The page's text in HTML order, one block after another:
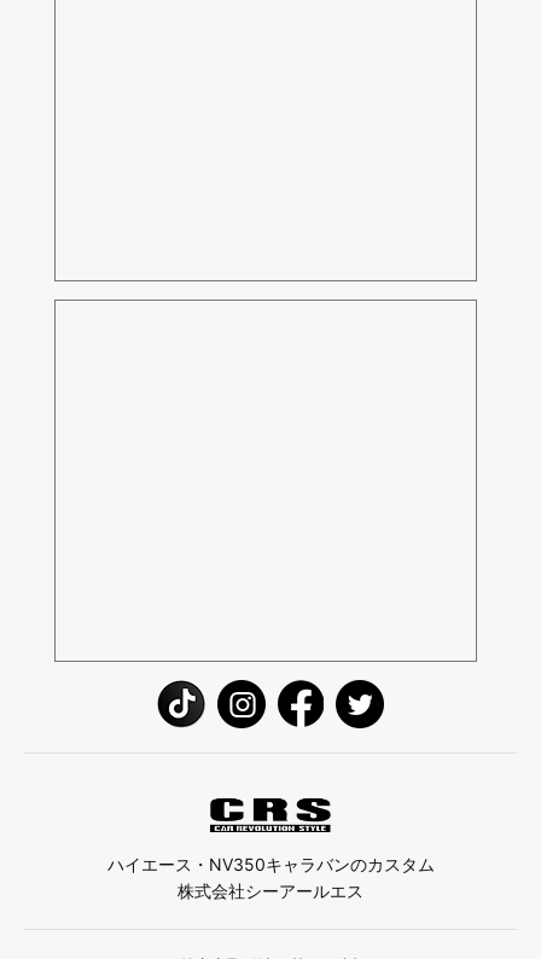
ハイエース・NV350キャラバンのカスタム
株式会社シーアールエス